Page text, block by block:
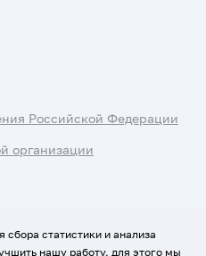
Российской Федерации
организации
сбора статистики и анализа
нашу работу, для этого мы